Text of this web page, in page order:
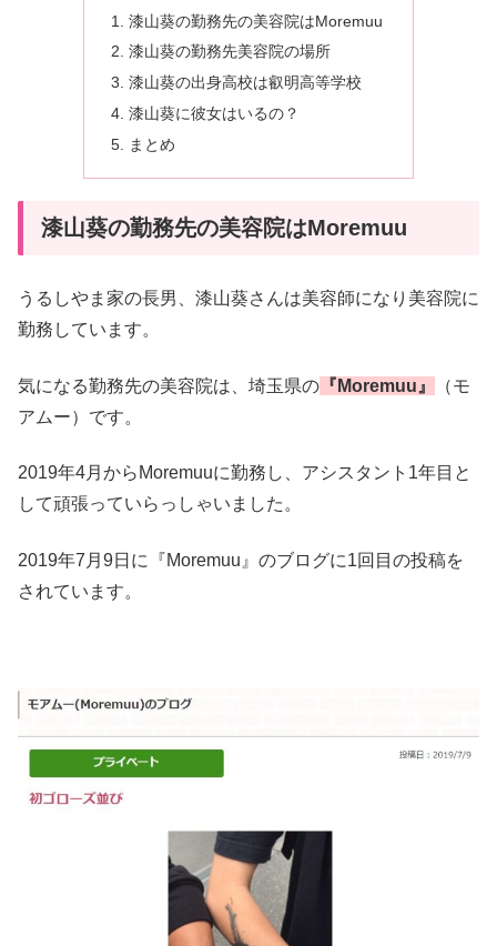
漆山葵の勤務先の美容院はMoremuu
漆山葵の勤務先美容院の場所
漆山葵の出身高校は叡明高等学校
漆山葵に彼女はいるの？
まとめ
漆山葵の勤務先の美容院はMoremuu
うるしやま家の長男、漆山葵さんは美容師になり美容院に
勤務しています。
気になる勤務先の美容院は、埼玉県の 『Moremuu』
（モ
アムー）です。
2019年4月からMoremuuに勤務し、アシスタント1年目と
して頑張っていらっしゃいました。
2019年7月9日に『Moremuu』のブログに1回目の投稿を
されています。